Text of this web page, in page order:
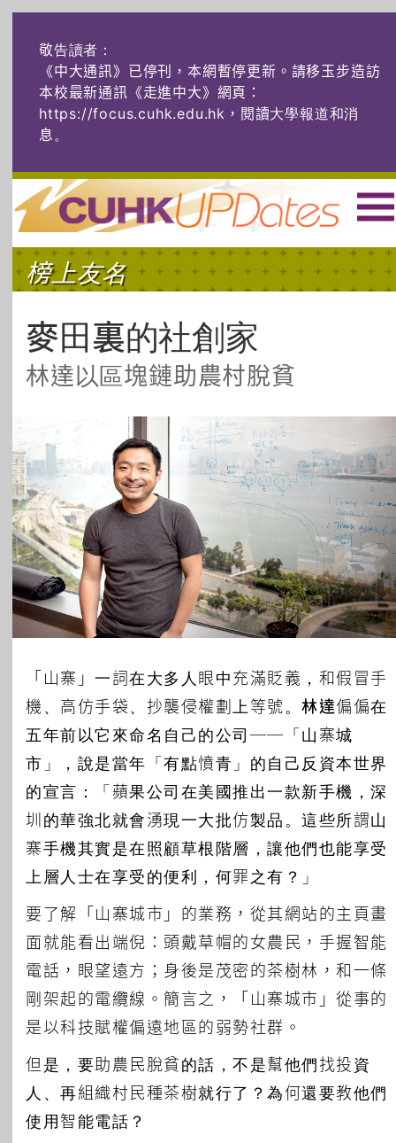
敬告讀者：
《中大通訊》已停刊，本網暫停更新。請移玉步造訪
本校最新通訊《走進中大》網頁：
https://focus.cuhk.edu.hk，閱讀大學報道和消
息。
主頁 | ENG | 简体 |
頭條 榜上友名 學術探奇
社創薈動 六物窺人
藝士匹靈 雅共賞
榜上友名
麥田裏的社創家
林達以區塊鏈助農村脫貧
「山寨」一詞在大多人眼中充滿貶義，和假冒手
機、高仿手袋、抄襲侵權劃上等號。 林達偏偏在
五年前以它來命名自己的公司──「山寨城
市」，說是當年「有點憤青」的自己反資本世界
的宣言：「蘋果公司在美國推出一款新手機，深
圳的華強北就會湧現一大批仿製品。這些所謂山
寨手機其實是在照顧草根階層，讓他們也能享受
上層人士在享受的便利，何罪之有？」
要了解「山寨城市」的業務，從其網站的主頁畫
面就能看出端倪：頭戴草帽的女農民，手握智能
電話，眼望遠方；身後是茂密的茶樹林，和一條
剛架起的電纜線。簡言之，「山寨城市」從事的
是以科技賦權偏遠地區的弱勢社群。
但是，要助農民脫貧的話，不是幫他們找投資
人、再組織村民種茶樹就行了？為何還要教他們
使用智能電話？